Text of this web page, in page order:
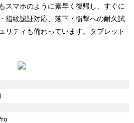
スマホのように素早く復帰し、すぐに
指紋認証対応、落下・衝撃への耐久試
リティも備わっています。タブレット